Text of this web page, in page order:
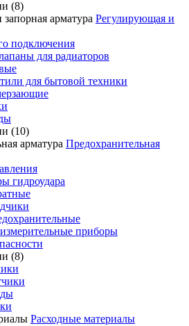
(8)
Регулирующая и
подключения
для радиаторов
для бытовой техники
(10)
Предохранительная
гидроудара
приборы
(8)
Расходные материалы